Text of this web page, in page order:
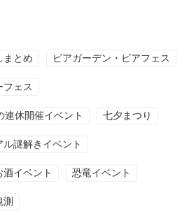
まとめ ビアガーデン・ビアフェス
フェス
休開催イベント 七夕まつり
ル謎解きイベント
酒イベント 恐竜イベント